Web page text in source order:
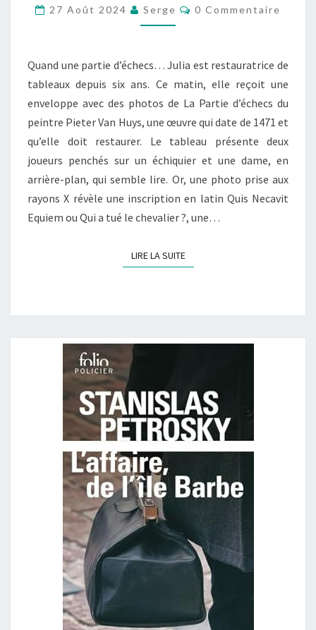
TABLEAU
DU
FLAMAND
27 Août 2024 Serge Commentaires
0 Commentaire
Quand une partie d’échecs… Julia est restauratrice de
tableaux depuis six ans. Ce matin, elle reçoit une
enveloppe avec des photos de La Partie d’échecs du
peintre Pieter Van Huys, une œuvre qui date de 1471 et
qu’elle doit restaurer. Le tableau présente deux
joueurs penchés sur un échiquier et une dame, en
arrière-plan, qui semble lire. Or, une photo prise aux
rayons X révèle une inscription en latin Quis Necavit
Equiem ou Qui a tué le chevalier ?, une…
LIRE LA SUITELIRE LA SUITE